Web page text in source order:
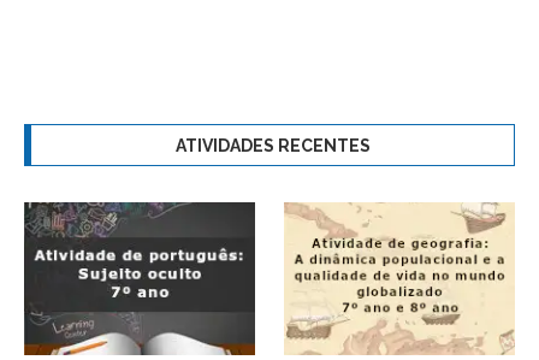
ATIVIDADES RECENTES